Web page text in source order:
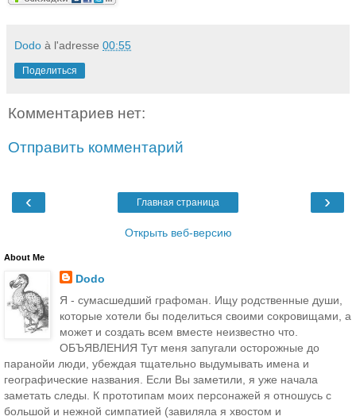
Dodo à l'adresse 00:55
Поделиться
Комментариев нет:
Отправить комментарий
‹ ›
Главная страница
Открыть веб-версию
About Me
Dodo
Я - сумасшедший графоман. Ищу родственные души,
которые хотели бы поделиться своими сокровищами, а
может и создать всем вместе неизвестно что.
ОБЪЯВЛЕНИЯ Тут меня запугали осторожные до
паранойи люди, убеждая тщательно выдумывать имена и
географические названия. Если Вы заметили, я уже начала
заметать следы. К прототипам моих персонажей я отношусь с
большой и нежной симпатией (завиляла я хвостом и